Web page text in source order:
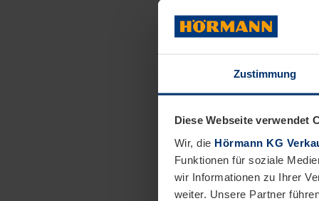
Zustimmung
Diese Webseite verwendet
Wir, die Hörmann KG
Funktionen für soziale
wir Informationen zu Ihrer
weiter. Unsere Partner
Betroffenen
Leben mit
Unsere lokale
Vilnius mit der
beigetragen,
Patienten zur
Handbuchzur
Litauische